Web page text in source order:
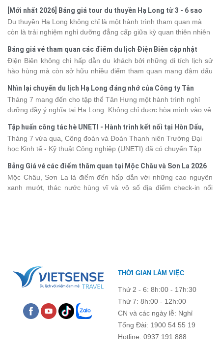
[Mới nhất 2026] Bảng giá tour du thuyền Hạ Long từ 3 - 6 sao
Du thuyền Hạ Long không chỉ là một hành trình tham quan mà
còn là trải nghiệm nghỉ dưỡng đẳng cấp giữa kỳ quan thiên nhiên
khác nhau, khiến nhiều du khách băn khoăn khi lựa chọn. Bài viết
dưới đây sẽ cập nhật bảng giá tour du thuyền Hạ Long mới nhất
2026 từ 3 - 6 sao, giúp bạn dễ dàng so sánh và tìm được hành
trình phù hợp với nhu cầu cũng như ngân sách.
Bảng giá vé tham quan các điểm du lịch Điện Biên cập nhật
2026
Điện Biên không chỉ hấp dẫn du khách bởi những di tích lịch sử
hào hùng mà còn sở hữu nhiều điểm tham quan mang đậm dấu
phá vùng đất này, việc cập nhật trước giá vé sẽ giúp bạn chủ
động hơn trong lịch trình và chi phí. Cùng Vietsense Travel tham
khảo bảng giá vé tham quan các điểm du lịch Điện Biênmới nhất
năm 2026 ngay dưới đây.
Nhìn lại chuyến du lịch Hạ Long đáng nhớ của Công ty Tân
Hưng 2026
Tháng 7 mang đến cho tập thể Tân Hưng một hành trình nghỉ
dưỡng đầy ý nghĩa tại Hạ Long. Không chỉ được hòa mình vào vẻ
kết, sẻ chia và lưu giữ nhiều khoảnh khắc đáng nhớ. Hãy cùng
nhìn lại chuyến đi ngập tràn niềm vui và những trải nghiệm khó
quên.
Tập huấn công tác hè UNETI - Hành trình kết nối tại Hòn Dấu,
Đồ Sơn
Tháng 7 vừa qua, Công đoàn và Đoàn Thanh niên Trường Đại
học Kinh tế - Kỹ thuật Công nghiệp (UNETI) đã có chuyến Tập
chỉ là dịp nâng cao kỹ năng và chia sẻ kinh nghiệm công tác,
chương trình còn mang đến những hoạt động giao lưu sôi nổi,
góp phần gắn kết tập thể và lưu giữ nhiều kỷ niệm đáng nhớ.
Bảng Giá vé các điểm thăm quan tại Mộc Châu và Sơn La 2026
Mộc Châu, Sơn La là điểm đến hấp dẫn với những cao nguyên
xanh mướt, thác nước hùng vĩ và vô số địa điểm check-in nổi
THỜI GIAN LÀM VIỆC
Thứ 2 - 6: 8h:00 - 17h:30
Thứ 7: 8h:00 - 12h:00
CN và các ngày lễ: Nghỉ
Tổng Đài: 1900 54 55 19
Hotline: 0937 191 888